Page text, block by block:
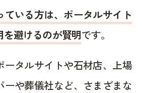
ている方は、ポータルサイト
避けるのが賢明です。
ータルサイトや石材店、上場
ーや葬儀社など、さまざまな